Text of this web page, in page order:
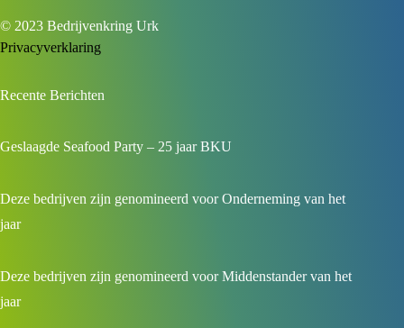
© 2023 Bedrijvenkring Urk
Privacyverklaring
Recente Berichten
Geslaagde Seafood Party – 25 jaar BKU
Deze bedrijven zijn genomineerd voor Onderneming van het
jaar
Deze bedrijven zijn genomineerd voor Middenstander van het
jaar